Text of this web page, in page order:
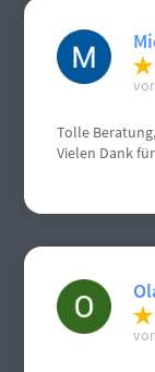
Tolle
Vielen Dank